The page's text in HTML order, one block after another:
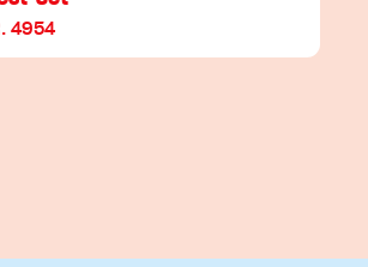
4954